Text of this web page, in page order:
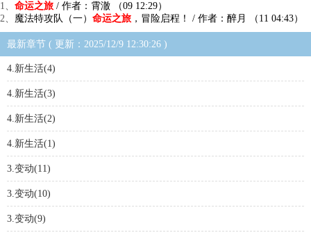
1、 命运之旅 / 作者：霄澈 （09 12:29）
2、 魔法特攻队（一） 命运之旅 ，冒险启程！ / 作者：醉月 （11 04:43）
最新章节 ( 更新：2025/12/9 12:30:26 )
4.新生活(4)
4.新生活(3)
4.新生活(2)
4.新生活(1)
3.变动(11)
3.变动(10)
3.变动(9)